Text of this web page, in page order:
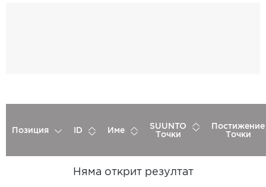
Позиция ID Име
SUUNTO
Точки
Постижение
Точки
Няма открит резултат